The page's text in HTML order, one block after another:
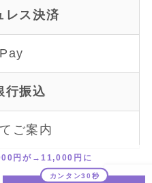
レス決済
行振込
ご案内
円が→11,000円に